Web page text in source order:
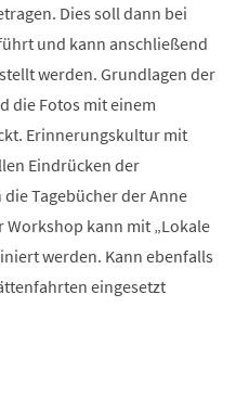
Dies soll dann bei
und kann anschließend
werden. Grundlagen der
die Fotos mit einem
Erinnerungskultur mit
Eindrücken der
Tagebücher der Anne
Workshop kann mit „Lokale
werden. Kann ebenfalls
eingesetzt